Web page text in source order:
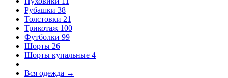
Рубашки 38
Толстовки 21
Трикотаж 100
Футболки 99
Шорты 26
Шорты купальные 4
Вся одежда →